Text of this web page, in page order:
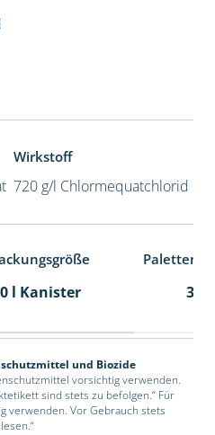
Wirkstoff
720 g/l Chlormequatchlorid
l Kanister 36
und Biozide
vorsichtig verwenden.
sind stets zu befolgen.“ Für
verwenden. Vor Gebrauch stets